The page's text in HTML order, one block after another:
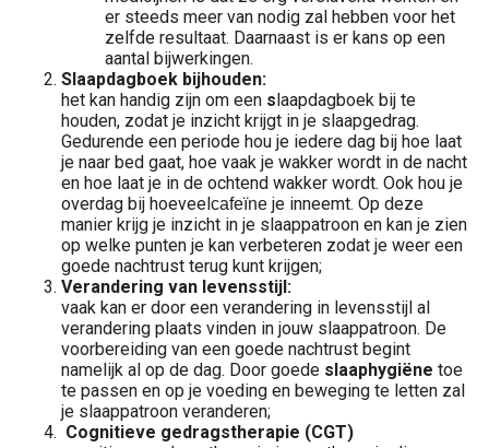
er steeds meer van nodig zal hebben voor het
zelfde resultaat. Daarnaast is er kans op een
aantal bijwerkingen.
Slaapdagboek bijhouden:
het kan handig zijn om een s laapdagboek bij te
houden, zodat je inzicht krijgt in je slaapgedrag.
Gedurende een periode hou je iedere dag bij hoe laat
je naar bed gaat, hoe vaak je wakker wordt in de nacht
en hoe laat je in de ochtend wakker wordt. Ook hou je
overdag bij hoeveel cafeïne je inneemt. Op deze
manier krijg je inzicht in je slaappatroon en kan je zien
op welke punten je kan verbeteren zodat je weer een
goede nachtrust terug kunt krijgen;
Verandering van levensstijl:
vaak kan er door een verandering in levensstijl al
verandering plaats vinden in jouw slaappatroon. De
voorbereiding van een goede nachtrust begint
namelijk al op de dag. Door goede slaaphygiëne toe
te passen en op je voeding en beweging te letten zal
je slaappatroon veranderen;
Cognitieve gedragstherapie (CGT)